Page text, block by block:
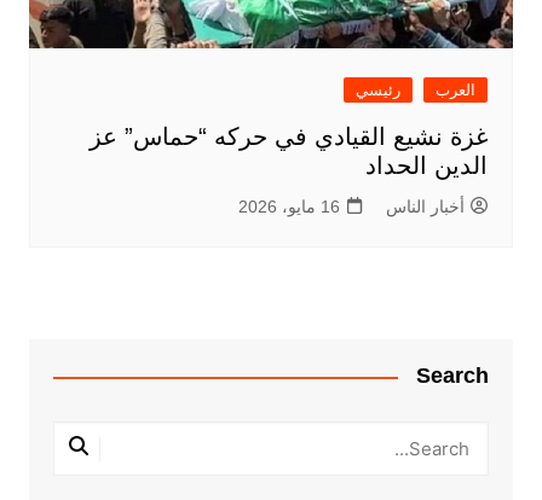
العرب رئيسي
غزة نشيع القيادي في حركه “حماس” عز
الدين الحداد
أخبار الناس 16 مايو، 2026
Search